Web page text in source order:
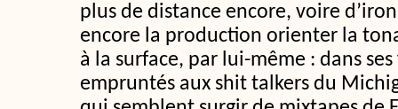
plus de distance encore, voire
encore la production orienter la
à la surface, par lui-même : dans
empruntés aux shit talkers du